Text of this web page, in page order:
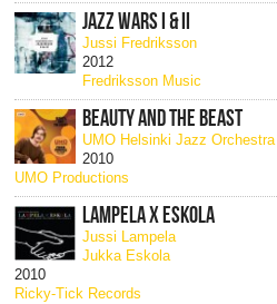
JAZZ WARS I & II
Jussi Fredriksson
2012
Fredriksson Music
BEAUTY AND THE BEAST
UMO Helsinki Jazz Orchestra
2010
UMO Productions
LAMPELA X ESKOLA
Jussi Lampela
Jukka Eskola
2010
Ricky-Tick Records